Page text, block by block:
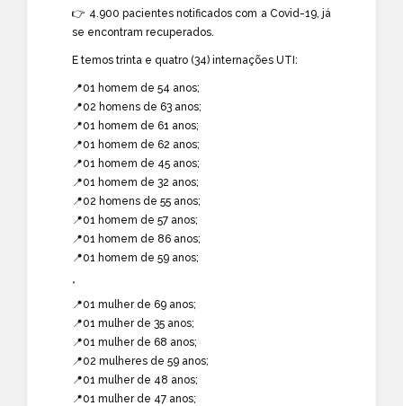
👉 4.900 pacientes notificados com a Covid-19, já
se encontram recuperados.
E temos trinta e quatro (34) internações UTI:
📍01 homem de 54 anos;
📍02 homens de 63 anos;
📍01 homem de 61 anos;
📍01 homem de 62 anos;
📍01 homem de 45 anos;
📍01 homem de 32 anos;
📍02 homens de 55 anos;
📍01 homem de 57 anos;
📍01 homem de 86 anos;
📍01 homem de 59 anos;
*
📍01 mulher de 69 anos;
📍01 mulher de 35 anos;
📍01 mulher de 68 anos;
📍02 mulheres de 59 anos;
📍01 mulher de 48 anos;
📍01 mulher de 47 anos;